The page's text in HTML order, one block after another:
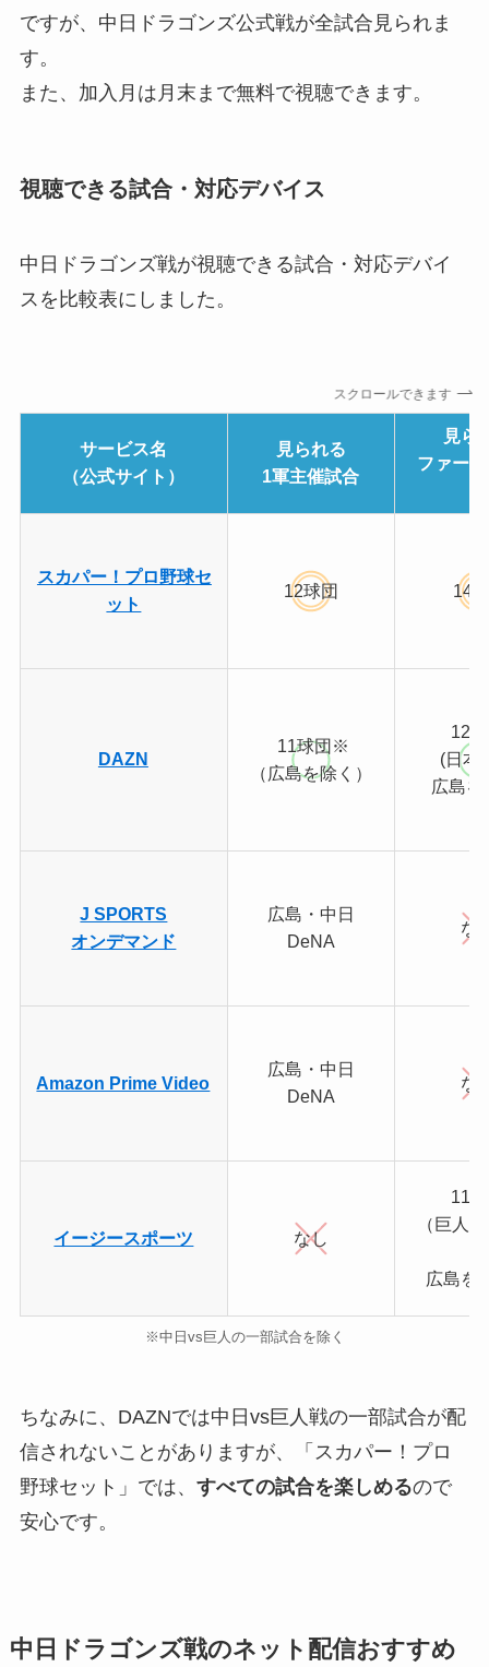
ですが、中日ドラゴンズ公式戦が全試合見られま
す。
また、加入月は月末まで無料で視聴できます。
視聴できる試合・対応デバイス
中日ドラゴンズ戦が視聴できる試合・対応デバイ
スを比較表にしました。
スクロールできます
サービス名
（公式サイト）
見られる
1軍主催試合
見ら
ファー
スカパー！プロ野球セ
ット
12球団 14
DAZN
11球団※
（広島を除く）
12
(日本
広島を
J SPORTS
オンデマンド
広島・中日
DeNA
な
Amazon Prime Video
広島・中日
DeNA
な
イージースポーツ なし
11
（巨人
広島を
※中日vs巨人の一部試合を除く
ちなみに、DAZNでは中日vs巨人戦の一部試合が配
信されないことがありますが、「スカパー！プロ
野球セット」では、 すべての試合を楽しめるので
安心です。
中日ドラゴンズ戦のネット配信おすすめ